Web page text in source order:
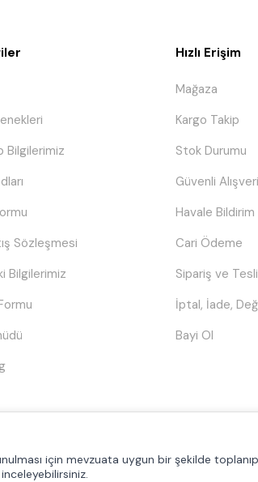
Bilgilerimiz
Sözleşmesi
Bilgilerimiz
Hızlı Erişim
Mağaza
Kargo Takip
Stok Durumu
Güvenli
Havale
Cari Ödeme
Sipariş ve
İptal, İade,
Bayi Ol
için mevzuata uygun bir şekilde